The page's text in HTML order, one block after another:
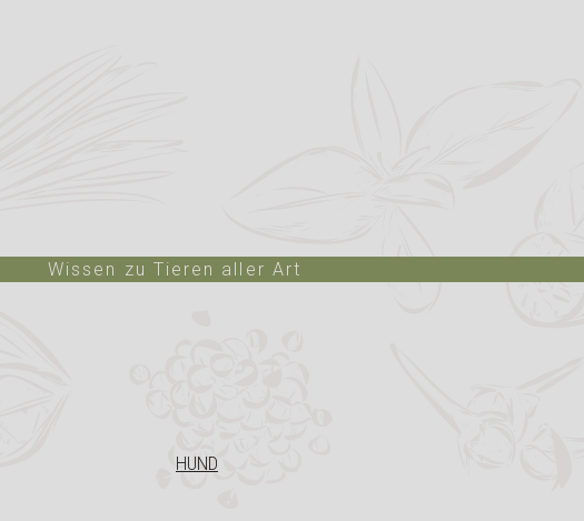
Wissen zu Tieren aller Art
HUND